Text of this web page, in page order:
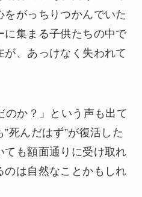
をがっちりつかんでいた
に集まる子供たちの中で
、あっけなく失われて
のか？」という声も出て
死んだはず”が復活した
ても額面通りに受け取れ
のは自然なことかもしれ